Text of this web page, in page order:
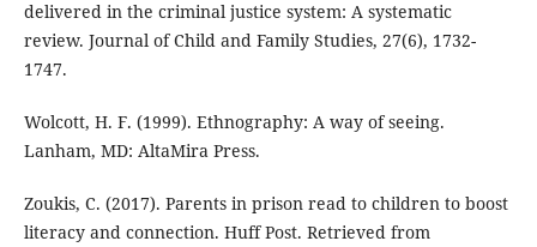
delivered in the criminal justice system: A systematic
review. Journal of Child and Family Studies, 27(6), 1732-
1747.
Wolcott, H. F. (1999). Ethnography: A way of seeing.
Lanham, MD: AltaMira Press.
Zoukis, C. (2017). Parents in prison read to children to boost
literacy and connection. Huff Post. Retrieved from